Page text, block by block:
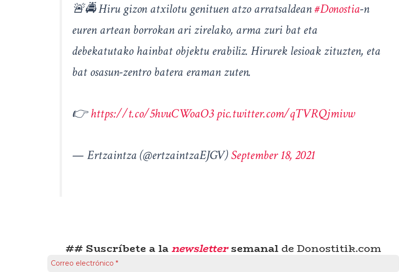
🚨🚔 Hiru gizon atxilotu genituen atzo arratsaldean#Donostia-n
euren artean borrokan ari zirelako, arma zuri bat eta
debekatutako hainbat objektu erabiliz. Hirurek lesioak zituzten, eta
bat osasun-zentro batera eraman zuten.
👉https://t.co/5hvuCWoaO3 pic.twitter.com/qTVRQjmivw
— Ertzaintza (@ertzaintzaEJGV) September 18, 2021
## Suscríbete a lanewslettersemanal de Donostitik.com